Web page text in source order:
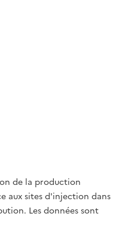
de la production
aux sites d'injection dans
Les données sont